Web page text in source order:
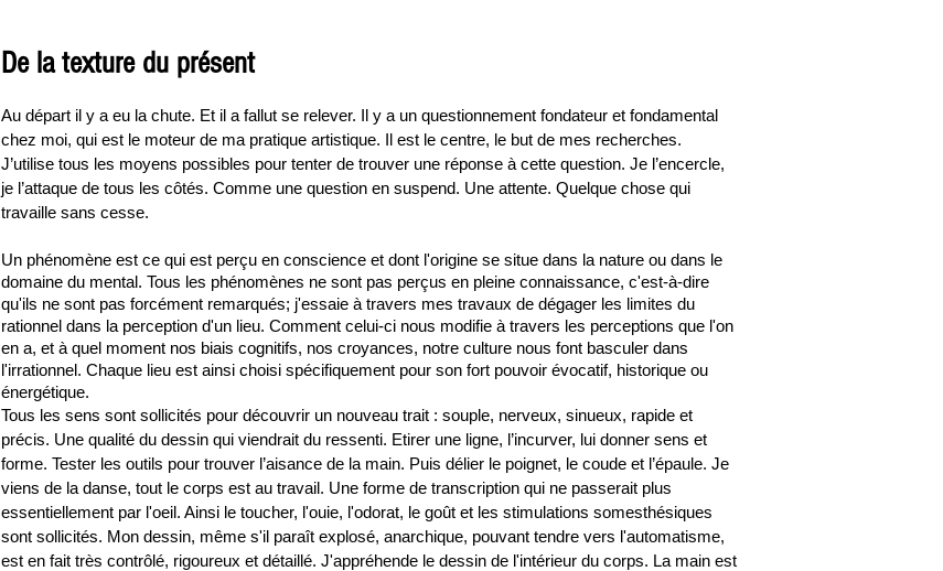
De la texture du présent
Au départ il y a eu la chute. Et il a fallut se relever. Il y a un questionnement fondateur et fondamental
chez moi, qui est le moteur de ma pratique artistique. Il est le centre, le but de mes recherches.
J’utilise tous les moyens possibles pour tenter de trouver une réponse à cette question. Je l’encercle,
je l’attaque de tous les côtés. Comme une question en suspend. Une attente. Quelque chose qui
travaille sans cesse.
Un phénomène est ce qui est perçu en conscience et dont l'origine se situe dans la nature ou dans le
domaine du mental. Tous les phénomènes ne sont pas perçus en pleine connaissance, c'est-à-dire
qu'ils ne sont pas forcément remarqués; j'essaie à travers mes travaux de dégager les limites du
rationnel dans la perception d'un lieu. Comment celui-ci nous modifie à travers les perceptions que l'on
en a, et à quel moment nos biais cognitifs, nos croyances, notre culture nous font basculer dans
l'irrationnel. Chaque lieu est ainsi choisi spécifiquement pour son fort pouvoir évocatif, historique ou
énergétique.
Tous les sens sont sollicités pour découvrir un nouveau trait : souple, nerveux, sinueux, rapide et
précis. Une qualité du dessin qui viendrait du ressenti. Etirer une ligne, l’incurver, lui donner sens et
forme. Tester les outils pour trouver l’aisance de la main. Puis délier le poignet, le coude et l’épaule. Je
viens de la danse, tout le corps est au travail. Une forme de transcription qui ne passerait plus
essentiellement par l'oeil. Ainsi le toucher, l'ouie, l'odorat, le goût et les stimulations somesthésiques
sont sollicités. Mon dessin, même s'il paraît explosé, anarchique, pouvant tendre vers l'automatisme,
est en fait très contrôlé, rigoureux et détaillé. J'appréhende le dessin de l'intérieur du corps. La main est